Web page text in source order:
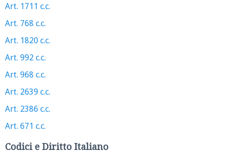
Art. 1711 c.c.
Art. 768 c.c.
Art. 1820 c.c.
Art. 992 c.c.
Art. 968 c.c.
Art. 2639 c.c.
Art. 2386 c.c.
Art. 671 c.c.
Codici e Diritto Italiano